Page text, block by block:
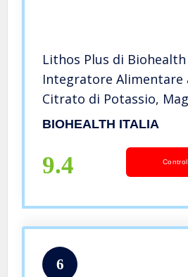
Lithos Plus di
Integratore Alimentare
Citrato di Potassio,
– Barattolo da 60
BIOHEALTH ITALIA
9.4
6